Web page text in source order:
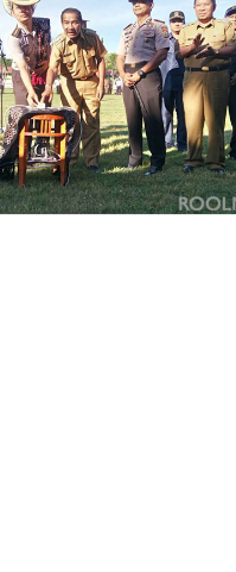
✕
Lihat semua hasil →